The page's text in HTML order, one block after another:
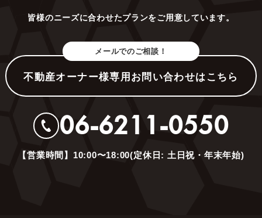
皆様のニーズに合わせたプランをご用意しています。
メールでのご相談！
不動産オーナー様専用お問い合わせはこちら
06-6211-0550
【営業時間】10:00〜18:00(定休日: 土日祝・年末年始)